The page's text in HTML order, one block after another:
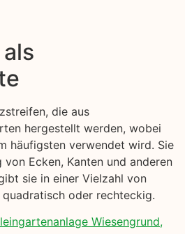
die aus
hergestellt werden, wobei
häufigsten verwendet wird. Sie
Ecken, Kanten und anderen
sie in einer Vielzahl von
quadratisch oder rechteckig.
Wiesengrund,